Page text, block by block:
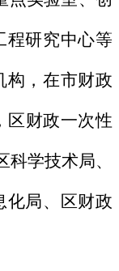
程研究中心等
构，在市财政
区财政一次性
学技术局、
化局、区财政